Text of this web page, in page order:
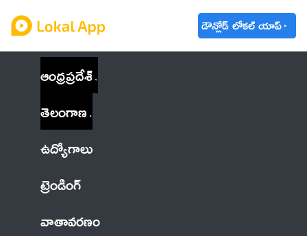
డౌన్లోడ్ లోకల్ యాప్
ఆంధ్రప్రదేశ్
తెలంగాణ
ఉద్యోగాలు
ట్రెండింగ్
వాతావరణం